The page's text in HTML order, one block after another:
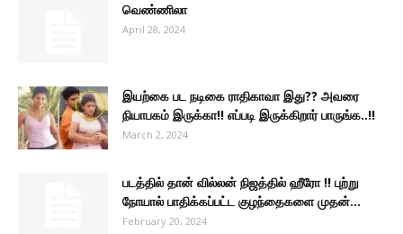
வெண்ணிலா
April 28, 2024
இயற்கை பட நடிகை ராதிகாவா இது?? அவரை
நியாபகம் இருக்கா!! எப்படி இருக்கிறார் பாருங்க..!!
March 2, 2024
படத்தில் தான் வில்லன் நிஜத்தில் ஹீரோ !! புற்று
நோயால் பாதிக்கப்பட்ட குழந்தைகளை முதன்...
February 20, 2024